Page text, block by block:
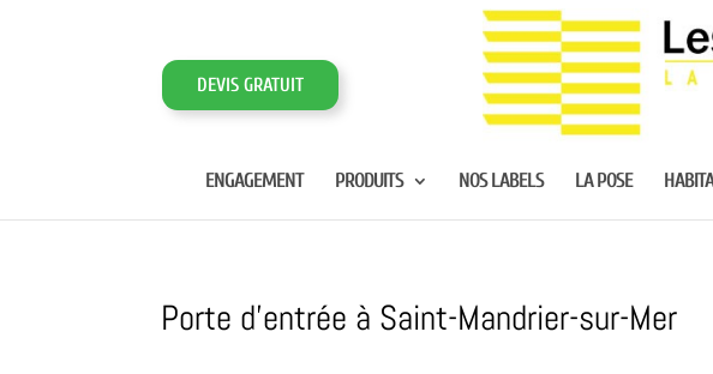
DEVIS GRATUIT
ENGAGEMENT PRODUITS NOS LABELS LA POSE
Porte d’entrée à Saint-Mandrier-sur-Mer